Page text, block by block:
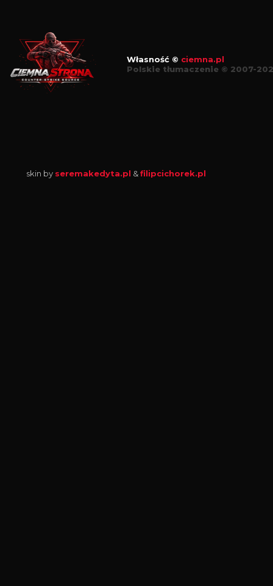
Własność © ciemna.pl
Polskie tłumaczenie © 2007-
skin by seremakedyta.pl &filipcichorek.pl